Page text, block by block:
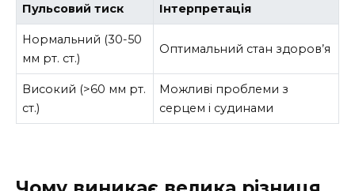
Пульсовий тиск Інтерпретація
Нормальний (30-50
мм рт. ст.)
Оптимальний стан здоров’я
Високий (>60 мм рт.
ст.)
Можливі проблеми з
серцем і судинами